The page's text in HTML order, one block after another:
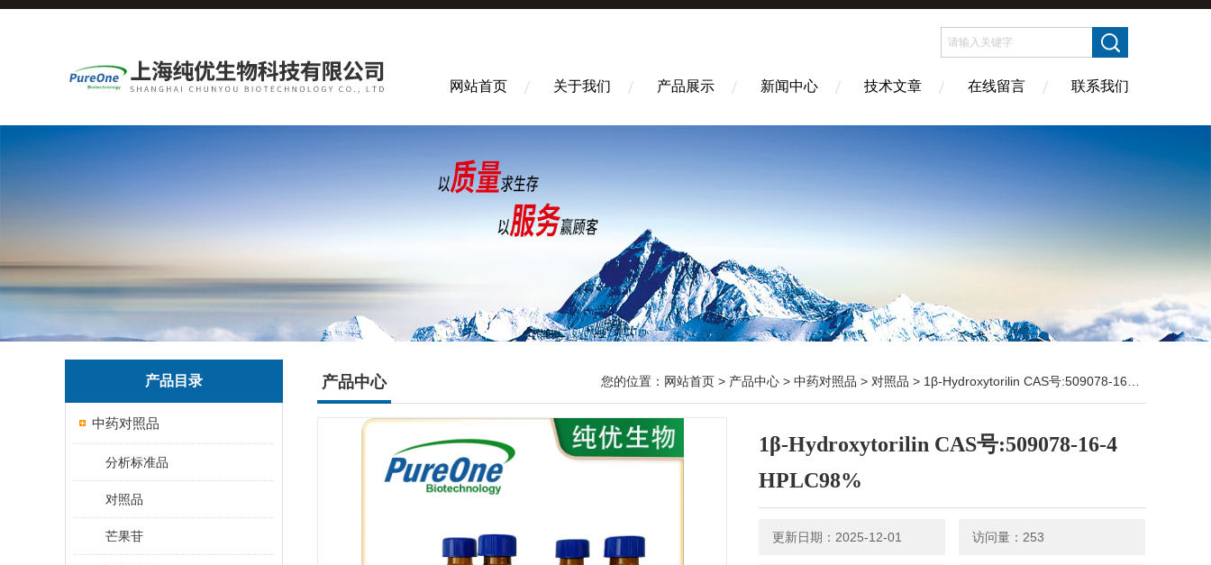
网站首页 关于我们 产品展示 新闻中心 技术文章 在线留言 联系我们
产品目录
中药对照品
分析标准品
对照品
芒果苷
产品中心 您的位置： 网站首页 > 产品中心 > 中药对照品 > 对照品 > 1β-Hydroxytorilin CAS号:509078-16-4 HPLC98%
1β-Hydroxytorilin CAS号:509078-16-4
HPLC98%
更新日期：2025-12-01 访问量：253